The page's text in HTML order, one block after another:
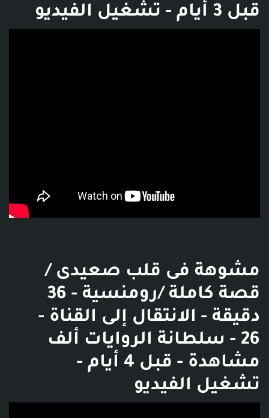
قبل 3 أيام - تشغيل الفيديو
مشوهة فى قلب صعيدى /
قصة كاملة /رومنسية - 36
دقيقة - الانتقال إلى القناة -
‫سلطانة الروايات‬‎ - 26 ألف
مشاهدة - قبل 4 أيام -
تشغيل الفيديو